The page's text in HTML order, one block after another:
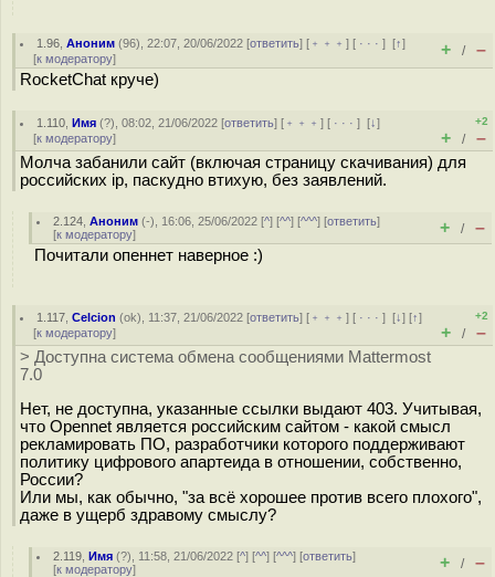
1.96 ,Аноним (96), 22:07, 20/06/2022 [ответить] [ ﹢﹢﹢] [ · · ·][↑]
[к модератору] + / –
RocketChat круче)
1.110 ,Имя (?), 08:02, 21/06/2022 [ответить] [ ﹢﹢﹢] [ · · ·][↓]
[к модератору]
+2
+ / –
Молча забанили сайт (включая страницу скачивания) для
российских ip, паскудно втихую, без заявлений.
2.124 ,Аноним (-), 16:06, 25/06/2022 [^] [^^] [^^^] [ответить]
[к модератору] + / –
Почитали опеннет наверное :)
1.117 ,Celcion (ok), 11:37, 21/06/2022 [ответить] [ ﹢﹢﹢] [ · · ·][↓] [↑]
[к модератору]
+2
+ / –
> Доступна система обмена сообщениями Mattermost
7.0
Нет, не доступна, указанные ссылки выдают 403. Учитывая,
что Opennet является российским сайтом - какой смысл
рекламировать ПО, разработчики которого поддерживают
политику цифрового апартеида в отношении, собственно,
России?
Или мы, как обычно, "за всё хорошее против всего плохого",
даже в ущерб здравому смыслу?
2.119 ,Имя (?), 11:58, 21/06/2022 [^] [^^] [^^^] [ответить]
[к модератору] + / –